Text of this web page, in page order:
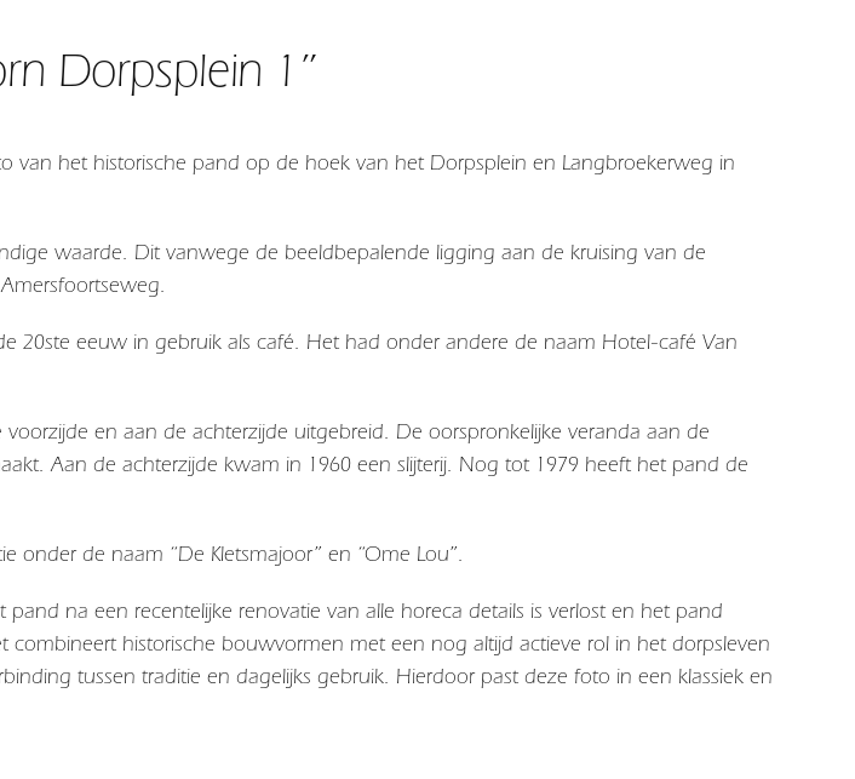
Dorpsplein 1”
van het historische pand op de hoek van het Dorpsplein en Langbroekerweg in
waarde. Dit vanwege de beeldbepalende ligging aan de kruising van de
20ste eeuw in gebruik als café. Het had onder andere de naam Hotel-café Van
en aan de achterzijde uitgebreid. De oorspronkelijke veranda aan de
Aan de achterzijde kwam in 1960 een slijterij. Nog tot 1979 heeft het pand de
onder de naam “De Kletsmajoor” en “Ome Lou”.
na een recentelijke renovatie van alle horeca details is verlost en het pand
combineert historische bouwvormen met een nog altijd actieve rol in het dorpsleven
tussen traditie en dagelijks gebruik. Hierdoor past deze foto in een klassiek en